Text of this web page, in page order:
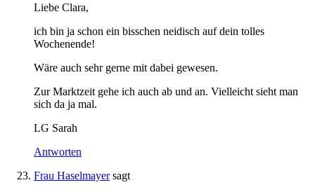
Liebe Clara,
ich bin ja schon ein bisschen neidisch auf dein tolles
Wochenende!
Wäre auch sehr gerne mit dabei gewesen.
Zur Marktzeit gehe ich auch ab und an. Vielleicht sieht man
sich da ja mal.
LG Sarah
Antworten
Frau Haselmayer sagt